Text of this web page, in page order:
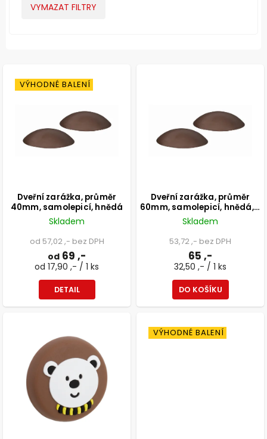
VYMAZAT FILTRY
VÝHODNÉ BALENÍ
Dveřní zarážka, průměr
40mm, samolepicí, hnědá
Skladem
od 57,02 ,- bez DPH
od 69 ,-
od 17,90 ,- / 1 ks
DETAIL
Dveřní zarážka, průměr
60mm, samolepicí, hnědá, 2
ks
Skladem
53,72 ,- bez DPH
65 ,-
32,50 ,- / 1 ks
DO KOŠÍKU
VÝHODNÉ BALENÍ